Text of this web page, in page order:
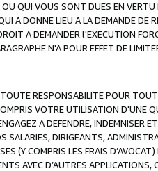
QUI VOUS SONT DUES EN
A DONNE LIEU A LA DEMANDE DE
A DEMANDER l'EXECUTION
N'A POUR EFFET DE
RESPONSABILITE POUR
VOTRE UTILISATION D'UNE
A DEFENDRE, INDEMNISER
DIRIGEANTS,
(Y COMPRIS LES FRAIS
AVEC D’AUTRES